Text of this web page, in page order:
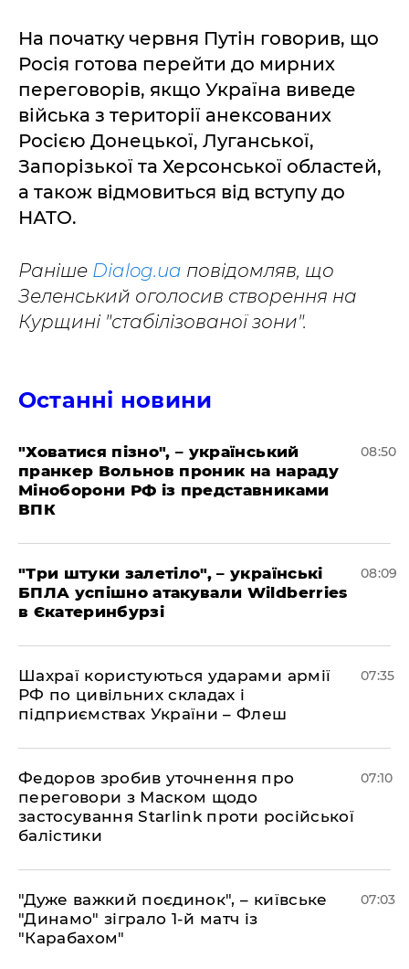
На початку червня Путін говорив, що
Росія готова перейти до мирних
переговорів, якщо Україна виведе
війська з території анексованих
Росією Донецької, Луганської,
Запорізької та Херсонської областей,
а також відмовиться від вступу до
НАТО.
Раніше Dialog.ua повідомляв, що
Зеленський оголосив створення на
Курщині "стабілізованої зони".
Останні новини
"Ховатися пізно", – український
пранкер Вольнов проник на нараду
Міноборони РФ із представниками
ВПК
08:50
"Три штуки залетіло", – українські
БПЛА успішно атакували Wildberries
в Єкатеринбурзі
08:09
Шахраї користуються ударами армії
РФ по цивільних складах і
підприємствах України – Флеш
07:35
Федоров зробив уточнення про
переговори з Маском щодо
застосування Starlink проти російської
балістики
07:10
"Дуже важкий поєдинок", – київське
"Динамо" зіграло 1-й матч із
"Карабахом"
07:03